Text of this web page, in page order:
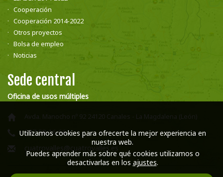
Cooperación
Cooperación 2014-2022
Otros proyectos
Bolsa de empleo
Noticias
Sede central
Oficina de usos múltiples
Avda. Manocho nº 92 24120 Canales - La Magdalena (León)
987 58 16 66
cuatrovalles@cuatrovalles.es
Utilizamos cookies para ofrecerte la mejor experiencia en
nuestra web.
Puedes aprender más sobre qué cookies utilizamos o
desactivarlas en los ajustes.